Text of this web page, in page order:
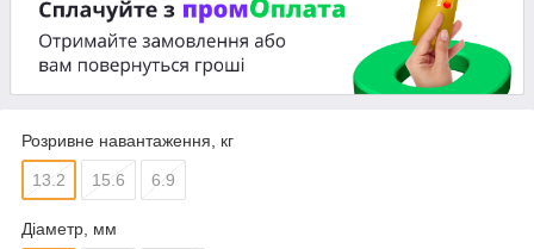
Розривне навантаження, кг
13.2 15.6 6.9
Діаметр, мм